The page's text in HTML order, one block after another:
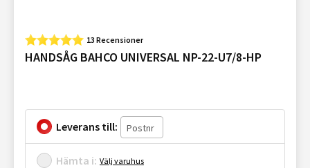
13 Recensioner
HANDSÅG BAHCO UNIVERSAL NP-22-U7/8-HP
Leverans till:
Hämta i: Välj varuhus